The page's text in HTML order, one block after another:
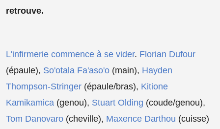
retrouve.
L'infirmerie commence à se vider. Florian Dufour
(épaule), So'otala Fa'aso'o (main), Hayden
Thompson-Stringer (épaule/bras), Kitione
Kamikamica (genou), Stuart Olding (coude/genou),
Tom Danovaro (cheville), Maxence Darthou (cuisse)